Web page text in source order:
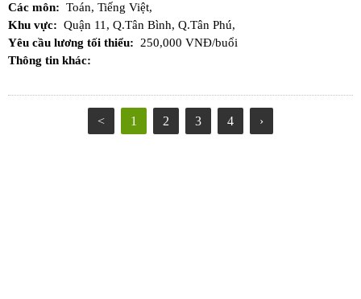
Các môn: Toán, Tiếng Việt,
Khu vực: Quận 11, Q.Tân Bình, Q.Tân Phú,
Yêu cầu lương tối thiểu:
250,000 VNĐ/buổi
Thông tin khác:
< 1 2 3 4 ›